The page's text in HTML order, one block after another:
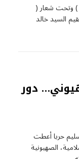
الشيوعي العراقي ( 14 شباط ) وتحت شعار (
السيد خالد
دور
حربا أعطت
الصهيونية